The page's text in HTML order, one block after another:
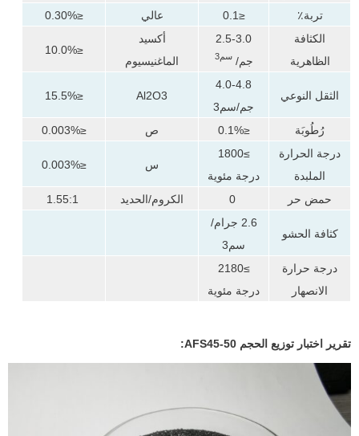
تربة٪
≤0.1 عالي
≤0.30%
الكثافة
الظاهرية
2.5-3.0
جم/سم3
أكسيد
الماغنيسيوم
≤10.0%
الثقل النوعي
4.0-4.8
جم/سم3
Al2O3
≤15.5%
رُطُوبَة ≤0.1% ص
≤0.003%
درجة الحرارة
الملبدة
≥1800
درجة مئوية
س ≤0.003%
حمض حر 0 الكروم/الحديد
كثافة الحشو
2.6 جرام/
سم3
درجة حرارة
الانصهار
≥2180
درجة مئوية
تقرير اختبار توزيع الحجم AFS45-50: